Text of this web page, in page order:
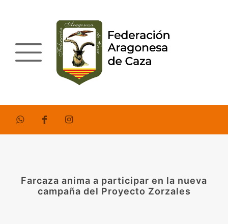
Farcaza anima a participar en la nueva
campaña del Proyecto Zorzales